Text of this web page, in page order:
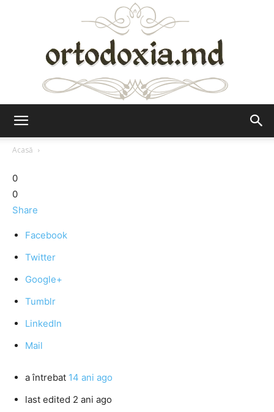
Acasă
0
0
Share
Facebook
Twitter
Google+
Tumblr
LinkedIn
Mail
a întrebat 14 ani ago
last edited 2 ani ago